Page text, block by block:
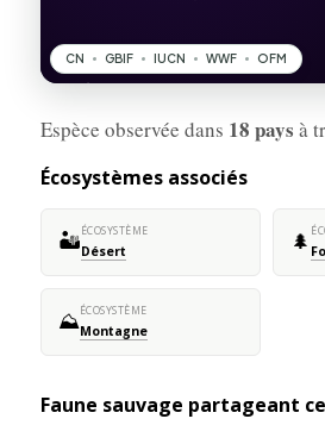
Espèce observée dans 18 pays à
Écosystèmes associés
🏜️ÉCOSYSTÈME
Désert 🌲
⛰️ÉCOSYSTÈME
Montagne
Faune sauvage partageant